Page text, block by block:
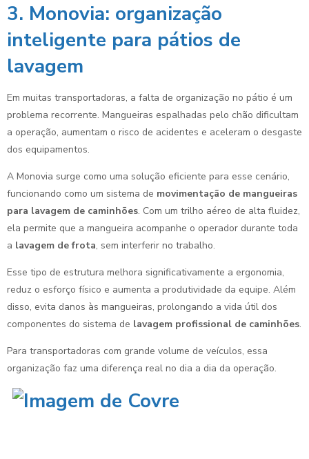
3. Monovia: organização
inteligente para pátios de
lavagem
Em muitas transportadoras, a falta de organização no pátio é um
problema recorrente. Mangueiras espalhadas pelo chão dificultam
a operação, aumentam o risco de acidentes e aceleram o desgaste
dos equipamentos.
A Monovia surge como uma solução eficiente para esse cenário,
funcionando como um sistema de movimentação de mangueiras
para lavagem de caminhões. Com um trilho aéreo de alta fluidez,
ela permite que a mangueira acompanhe o operador durante toda
a lavagem de frota, sem interferir no trabalho.
Esse tipo de estrutura melhora significativamente a ergonomia,
reduz o esforço físico e aumenta a produtividade da equipe. Além
disso, evita danos às mangueiras, prolongando a vida útil dos
componentes do sistema de lavagem profissional de caminhões.
Para transportadoras com grande volume de veículos, essa
organização faz uma diferença real no dia a dia da operação.